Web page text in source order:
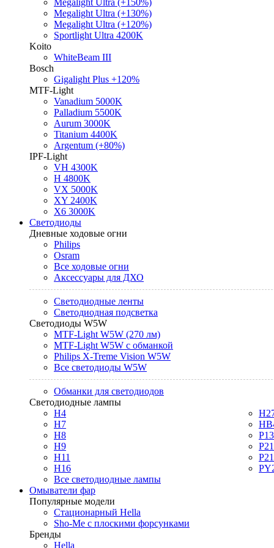
Megalight Ultra (+150%)
Megalight Ultra (+130%)
Megalight Ultra (+120%)
Sportlight Ultra 4200K
Koito
WhiteBeam III
Bosch
Gigalight Plus +120%
MTF-Light
Vanadium 5000K
Palladium 5500K
Aurum 3000K
Titanium 4400K
Argentum (+80%)
IPF-Light
VH 4300K
H 4800K
VX 5000K
XY 2400K
X6 3000K
Светодиоды
Дневные ходовые огни
Philips
Osram
Все ходовые огни
Аксессуары для ДХО
Светодиодные ленты
Светодиодная подсветка
Светодиоды W5W
MTF-Light W5W (270 лм)
MTF-Light W5W с обманкой
Philips X-Treme Vision W5W
Все светодиоды W5W
Обманки для светодиодов
Светодиодные лампы
H4
H7
H8
H9
H11
H16
Все светодиодные лампы
Омыватели фар
Популярные модели
Стационарный Hella
Sho-Me с плоскими форсунками
Бренды
Hella